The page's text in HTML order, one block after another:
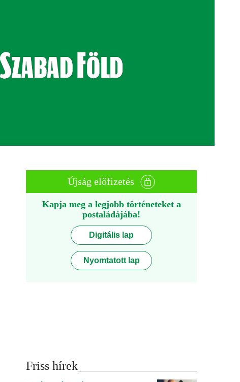
Újság előfizetés
Kapja meg a legjobb történeteket a
postaládájába!
Digitális lap
Nyomtatott lap
Friss hírek